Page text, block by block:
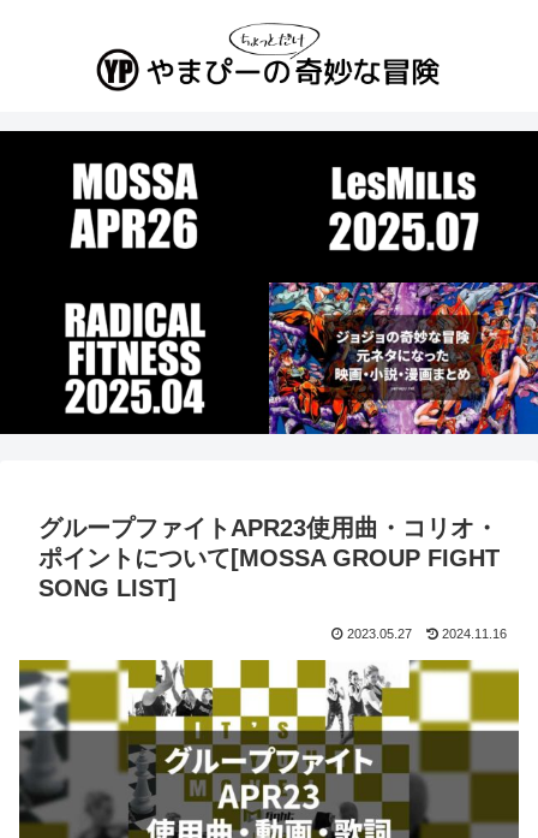
グループファイトAPR23使用曲・コリオ・
ポイントについて[MOSSA GROUP FIGHT
SONG LIST]
2023.05.27 2024.11.16